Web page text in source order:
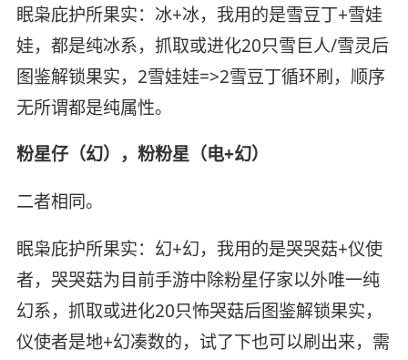
眠枭庇护所果实：冰+冰，我用的是雪豆丁+雪娃
娃，都是纯冰系，抓取或进化20只雪巨人/雪灵后
图鉴解锁果实，2雪娃娃=>2雪豆丁循环刷，顺序
无所谓都是纯属性。
粉星仔（幻），粉粉星（电+幻）
二者相同。
眠枭庇护所果实：幻+幻，我用的是哭哭菇+仪使
者，哭哭菇为目前手游中除粉星仔家以外唯一纯
幻系，抓取或进化20只怖哭菇后图鉴解锁果实，
仪使者是地+幻凑数的，试了下也可以刷出来，需